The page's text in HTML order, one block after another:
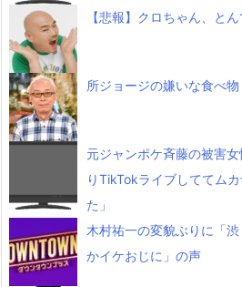
【悲報】クロちゃん、と
所ジョージの嫌いな食べ
元ジャンポケ斉藤の被害
りTikTokライブしててム
た」
木村祐一の変貌ぶりに「
かイケおじに」の声